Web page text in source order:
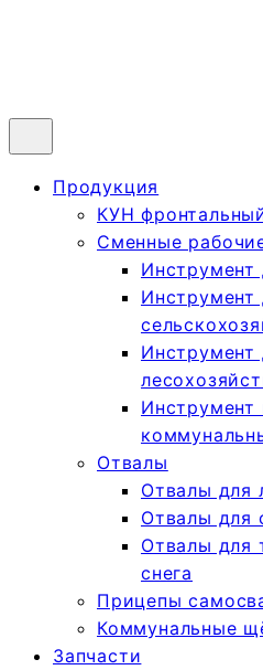
Продукция
КУН
Сменные
Инструмент
Инструмент
Инструмент
Инструмент
Отвалы
Отвалы для
Отвалы для
Отвалы для
снега
Прицепы
Коммунальные
Запчасти